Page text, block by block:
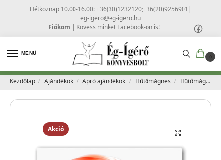
Hétköznap 10.00-16.00: +36(30)1232120;+36(20)9256901 |
eg-igero@eg-igero.hu
Fiókom | Kövess minket Facebook-on is!
MENÜ
0
Kezdőlap / Ajándékok / Apró ajándékok / Hűtőmágnes / Hütőmágnes – 11 – Good News
Akció